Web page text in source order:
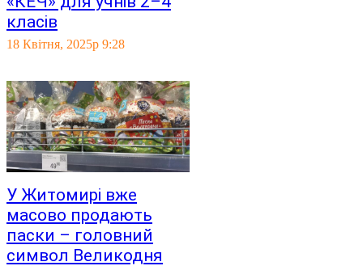
класів
18 Квітня, 2025р 9:28
У Житомирі вже
масово продають
паски – головний
символ Великодня